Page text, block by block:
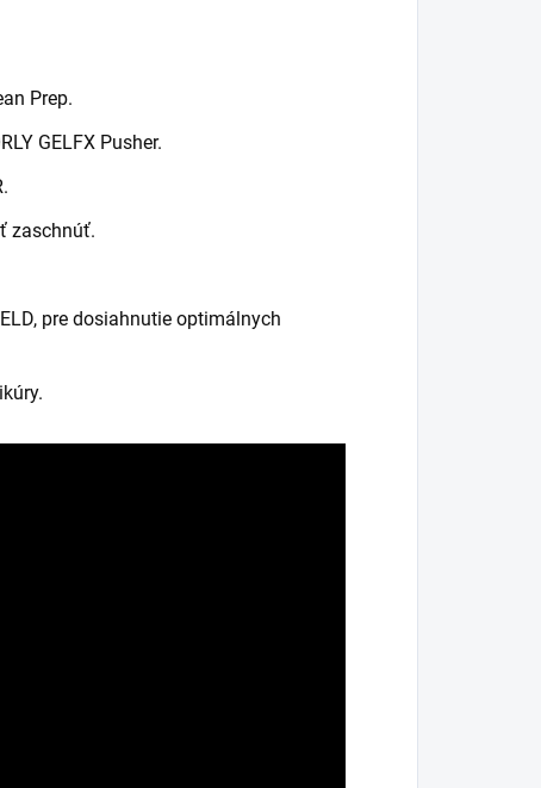
Prep.
GELFX Pusher.
zaschnúť.
pre dosiahnutie optimálnych